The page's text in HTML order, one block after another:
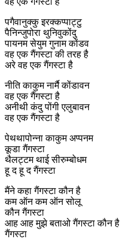
पगैवानुक्कु इरक्कप्पाट्टु
पैनिन्जुपोरा थुनिवुकोंदु
पायनम सेयुम गुनाम कोंडव
वह एक गैंगस्टा की तरह है
अरे वह एक गैंगस्टा है
नीति काकुम नार्मै कोंडावन
वह एक गैंगस्टा है
अनीथी कंदु पोंगी एलुबावन
वह एक गैंगस्टा है
पेथथापोन्ना काकुम अप्पनम
कूडा गैंगस्टा
थैलट्टम थाई सीरुम्बोधम
हू द हू द गैंगस्टा
मैंने कहा गैंगस्टा कौन है
कम ऑन कम ऑन सोलू
कौन गैंगस्टा
आह आह मुझे बताओ गैंगस्टा कौन है
गैंगस्टा